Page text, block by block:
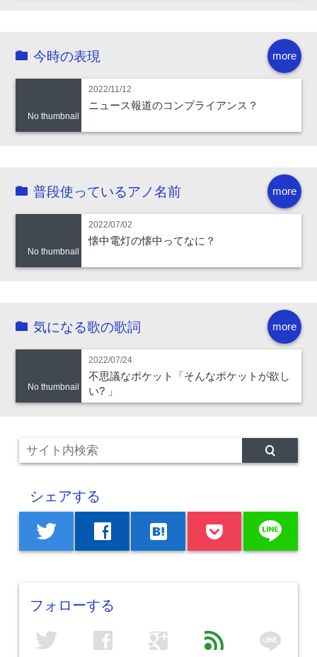
more
今時の表現
No thumbnail
2022/11/12
ニュース報道のコンプライアンス？
more
普段使っているアノ名前
No thumbnail
2022/07/02
懐中電灯の懐中ってなに？
more
気になる歌の歌詞
No thumbnail
2022/07/24
不思議なポケット「そんなポケットが欲し
い? 」
シェアする
twitter facebook hatenabookmark line
フォローする
twitter facebook google feed line